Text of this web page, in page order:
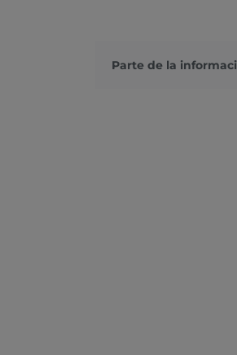
catedraly a su
Parte de la